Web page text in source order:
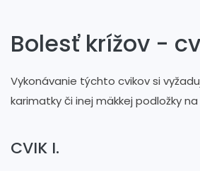
Bolesť krížov -
Vykonávanie týchto cvikov si
karimatky či inej mäkkej podložky
CVIK I.